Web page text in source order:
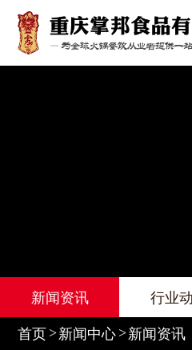
新闻资讯 行业
首页 新闻中心 新闻资讯